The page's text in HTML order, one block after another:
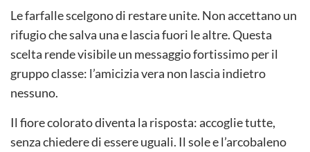
Le farfalle scelgono di restare unite. Non accettano un
rifugio che salva una e lascia fuori le altre. Questa
scelta rende visibile un messaggio fortissimo per il
gruppo classe: l’amicizia vera non lascia indietro
nessuno.
Il fiore colorato diventa la risposta: accoglie tutte,
senza chiedere di essere uguali. Il sole e l’arcobaleno